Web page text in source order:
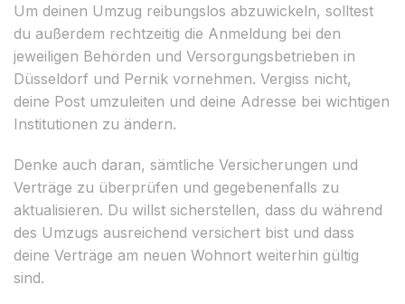
Um deinen Umzug reibungslos abzuwickeln, solltest
du außerdem rechtzeitig die Anmeldung bei den
jeweiligen Behörden und Versorgungsbetrieben in
Düsseldorf und Pernik vornehmen. Vergiss nicht,
deine Post umzuleiten und deine Adresse bei wichtigen
Institutionen zu ändern.
Denke auch daran, sämtliche Versicherungen und
Verträge zu überprüfen und gegebenenfalls zu
aktualisieren. Du willst sicherstellen, dass du während
des Umzugs ausreichend versichert bist und dass
deine Verträge am neuen Wohnort weiterhin gültig
sind.